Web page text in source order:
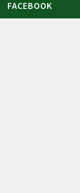
FACEBOOK